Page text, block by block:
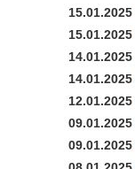
15.01.2025
15.01.2025
14.01.2025
14.01.2025
12.01.2025
09.01.2025
09.01.2025